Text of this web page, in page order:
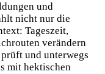
und
nicht nur die
Tageszeit,
verändern
und unterwegs
mit hektischen